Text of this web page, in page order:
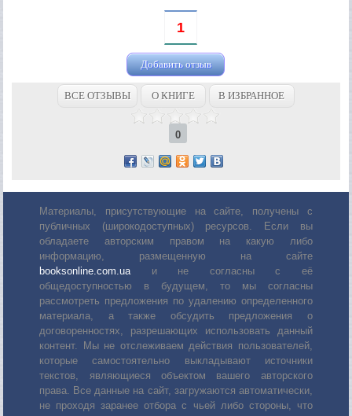
1
Добавить отзыв
ВСЕ ОТЗЫВЫ О КНИГЕ В ИЗБРАННОЕ
0
Материалы, присутствующие на сайте, получены с
публичных (широкодоступных) ресурсов. Если вы
обладаете авторским правом на какую либо
информацию, размещенную на сайте
booksonline.com.ua и не согласны с её
общедоступностью в будущем, то мы согласны
рассмотреть предложения по удалению определенного
материала, а также обсудить предложения о
договоренностях, разрешающих использовать данный
контент. Мы не отслеживаем действия пользователей,
которые самостоятельно выкладывают источники
текстов, являющиеся объектом вашего авторского
права. Все данные на сайт, загружаются автоматически,
не проходя заранее отбора с чьей либо стороны, что